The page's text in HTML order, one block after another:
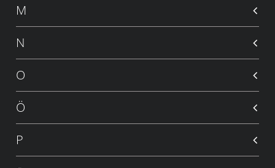
M
N
O
Ö
P